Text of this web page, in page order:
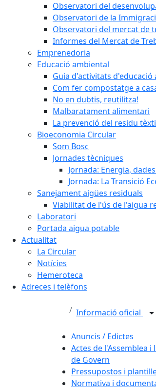
Observatori del
Observatori de la
Observatori del mercat de
Informes del Mercat de
Emprenedoria
Educació ambiental
Guia d'activitats d'educació
Com fer compostatge a
No en dubtis, reutilitza!
Malbaratament alimentari
La prevenció del residu
Bioeconomia Circular
Som Bosc
Jornades tècniques
Jornada: Energia,
Jornada: La Transició
Sanejament aigües residuals
Viabilitat de l'ús de l'aigua
Laboratori
Portada aigua potable
Actualitat
La Circular
Notícies
Hemeroteca
Adreces i telèfons
Informació oficial
Anuncis / Edictes
Actes de l'Assemblea i
de Govern
Pressupostos i
Normativa i